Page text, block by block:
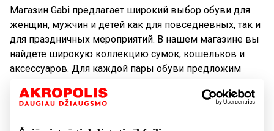
Магазин Gabi предлагает широкий выбор обуви для
женщин, мужчин и детей как для повседневных, так и
для праздничных мероприятий. В нашем магазине вы
найдете широкую коллекцию сумок, кошельков и
аксессуаров. Для каждой пары обуви предложим
немецкой фирмы Collonil.